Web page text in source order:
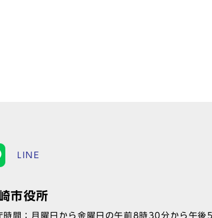
LINE
市役所
時間：月曜日から金曜日の午前8時30分から午